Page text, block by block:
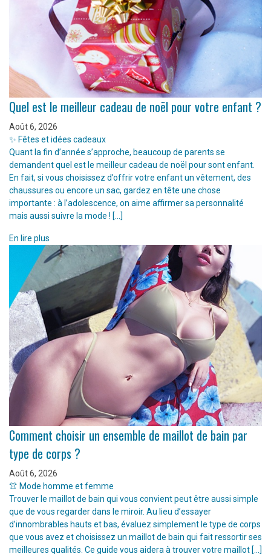
Quel est le meilleur cadeau de noël pour votre enfant ?
Août 6, 2026
✨ Fêtes et idées cadeaux
Quant la fin d’année s’approche, beaucoup de parents se
demandent quel est le meilleur cadeau de noël pour sont enfant.
En fait, si vous choisissez d’offrir votre enfant un vêtement, des
chaussures ou encore un sac, gardez en tête une chose
importante : à l’adolescence, on aime affirmer sa personnalité
mais aussi suivre la mode ! […]
En lire plus
Comment choisir un ensemble de maillot de bain par
type de corps ?
Août 6, 2026
👚 Mode homme et femme
Trouver le maillot de bain qui vous convient peut être aussi simple
que de vous regarder dans le miroir. Au lieu d’essayer
d’innombrables hauts et bas, évaluez simplement le type de corps
que vous avez et choisissez un maillot de bain qui fait ressortir ses
meilleures qualités. Ce guide vous aidera à trouver votre maillot […]